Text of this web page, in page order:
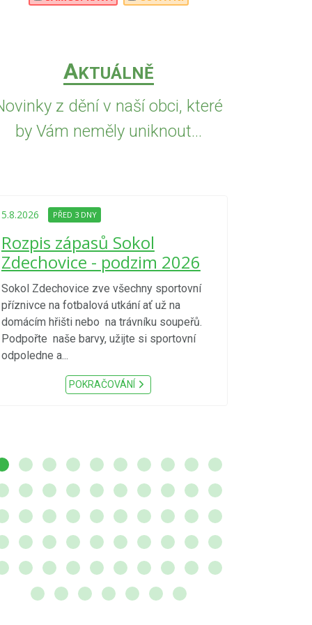
AKTUÁLNĚ
z dění v naší obci, které
by Vám neměly uniknout...
5.8.2026 PŘED 3 DNY
Rozpis zápasů Sokol
Zdechovice - podzim 2026
Sokol Zdechovice zve všechny sportovní
příznivce na fotbalová utkání ať už na
domácím hřišti nebo na trávníku soupeřů.
Podpořte naše barvy, užijte si sportovní
odpoledne a...
POKRAČOVÁNÍ